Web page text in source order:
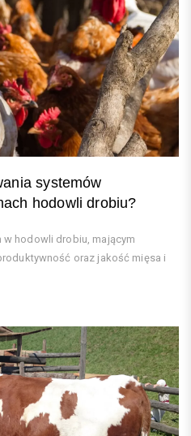
systemów
hodowli drobiu?
hodowli drobiu, mającym
oraz jakość mięsa i